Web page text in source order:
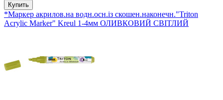
Купить
*Маркер акрилов.на водн.осн.із скошен.наконечн."Triton
Acrylic Marker" Kreul 1-4мм ОЛИВКОВИЙ СВІТЛИЙ